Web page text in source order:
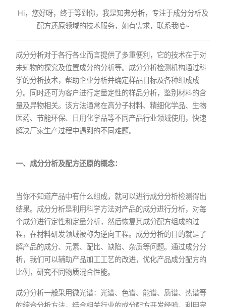
Hi，您好呀，终于等到你，我是知弗分析，专注于成分分析及
配方还原领域的技术服务，如有需求，联系我哈~
成分分析对于各行各业而言提供了多重便利，它的技术在于对
未知物的探究及位置成分的分析等。成分分析检测机构通过科
学的分析技术，帮助企业分析并确定样品目标及各种组成成
分。同时还可为客户进行定量定性的样品分析，鉴别材料的含
量及异物相关。该方法通常在高分子材料、精细化学品、生物
医药、节能环保、日用化学品等不同产品行业领域使用，快速
解决厂家生产过程中遇到的不同难题。
一、成分分析及配方还原的概念：
当你不知道产品中有什么组成，就可以进行成分分析检测得出
结果。成分分析是利用科学方法对产品的成分进行分析，对每
个成分进行定性和定量分析，然后恢复其成分配方组成的过
程，在材料研发领域被称为逆向工程。成分分析的目的就是了
解产品的成分、元素、配比、缺陷、杂质等问题。通过成分分
析，我们可以辅助产品加工工艺的改进，优化产品成分配方的
比例，研究不同物质混合性能。
成分分析一般采用微光谱：光谱、色谱、能谱、质谱、热谱等
的综合分析方法，结合相关行业的成分配方开发经验，利用完